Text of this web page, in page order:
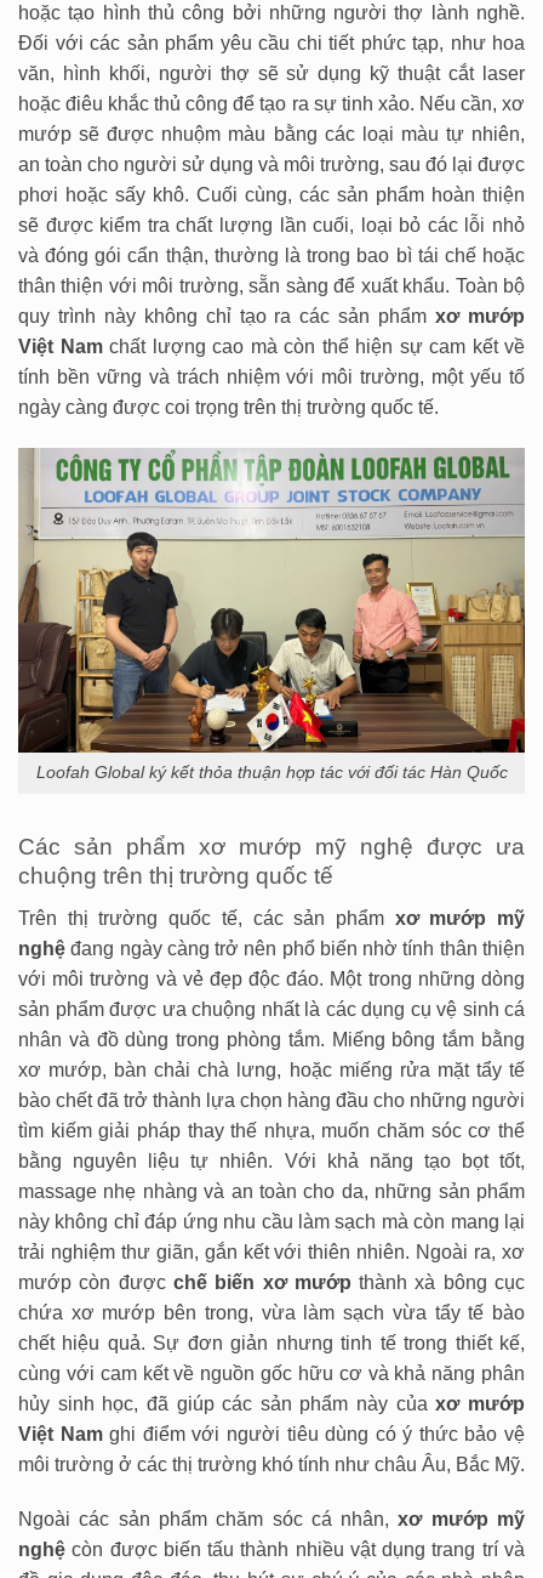
hoặc tạo hình thủ công bởi những người thợ lành nghề.
Đối với các sản phẩm yêu cầu chi tiết phức tạp, như hoa
văn, hình khối, người thợ sẽ sử dụng kỹ thuật cắt laser
hoặc điêu khắc thủ công để tạo ra sự tinh xảo. Nếu cần, xơ
mướp sẽ được nhuộm màu bằng các loại màu tự nhiên,
an toàn cho người sử dụng và môi trường, sau đó lại được
phơi hoặc sấy khô. Cuối cùng, các sản phẩm hoàn thiện
sẽ được kiểm tra chất lượng lần cuối, loại bỏ các lỗi nhỏ
và đóng gói cẩn thận, thường là trong bao bì tái chế hoặc
thân thiện với môi trường, sẵn sàng để xuất khẩu. Toàn bộ
quy trình này không chỉ tạo ra các sản phẩmxơ mướp
Việt Namchất lượng cao mà còn thể hiện sự cam kết về
tính bền vững và trách nhiệm với môi trường, một yếu tố
ngày càng được coi trọng trên thị trường quốc tế.
Loofah Global ký kết thỏa thuận hợp tác với đối tác Hàn Quốc
Các sản phẩm xơ mướp mỹ nghệ được ưa
chuộng trên thị trường quốc tế
Trên thị trường quốc tế, các sản phẩm xơ mướp mỹ
nghệ đang ngày càng trở nên phổ biến nhờ tính thân thiện
với môi trường và vẻ đẹp độc đáo. Một trong những dòng
sản phẩm được ưa chuộng nhất là các dụng cụ vệ sinh cá
nhân và đồ dùng trong phòng tắm. Miếng bông tắm bằng
xơ mướp, bàn chải chà lưng, hoặc miếng rửa mặt tẩy tế
bào chết đã trở thành lựa chọn hàng đầu cho những người
tìm kiếm giải pháp thay thế nhựa, muốn chăm sóc cơ thể
bằng nguyên liệu tự nhiên. Với khả năng tạo bọt tốt,
massage nhẹ nhàng và an toàn cho da, những sản phẩm
này không chỉ đáp ứng nhu cầu làm sạch mà còn mang lại
trải nghiệm thư giãn, gắn kết với thiên nhiên. Ngoài ra, xơ
mướp còn được chế biến xơ mướp thành xà bông cục
chứa xơ mướp bên trong, vừa làm sạch vừa tẩy tế bào
chết hiệu quả. Sự đơn giản nhưng tinh tế trong thiết kế,
cùng với cam kết về nguồn gốc hữu cơ và khả năng phân
hủy sinh học, đã giúp các sản phẩm này củaxơ mướp
Việt Namghi điểm với người tiêu dùng có ý thức bảo vệ
môi trường ở các thị trường khó tính như châu Âu, Bắc Mỹ.
Ngoài các sản phẩm chăm sóc cá nhân,xơ mướp mỹ
nghệ còn được biến tấu thành nhiều vật dụng trang trí và